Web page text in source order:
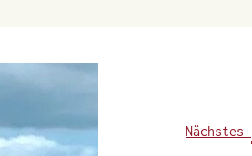
Nächstes